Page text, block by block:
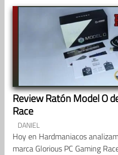
Review Ratón Model O
Race
DANIEL
Hoy en Hardmaniacos
marca Glorious PC Gaming